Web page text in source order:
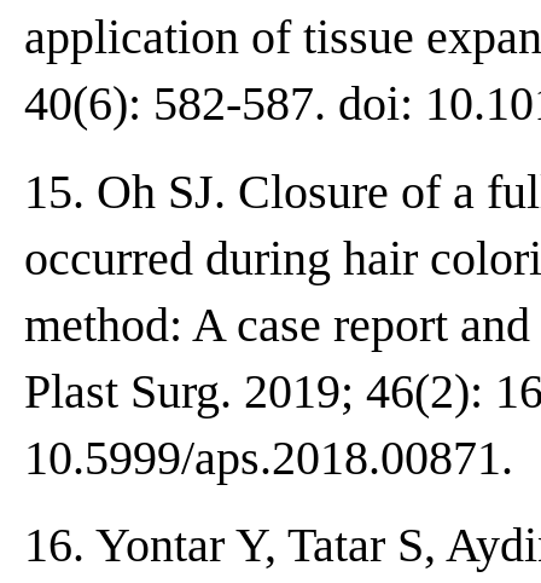
application of tissue
40(6): 582-587. doi:
15. Oh SJ. Closure of a
occurred during hair
method: A case report
Plast Surg. 2019; 46(2):
10.5999/aps.2018.00871.
16. Yontar Y, Tatar S,